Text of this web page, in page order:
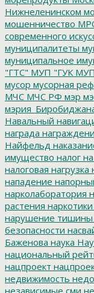
Нижнеленинском
мошенничество
современного
муниципалитеты
муниципальное
"ГТС" МУП "ГУК
мусор мусорная
МЧС МЧС РФ мэр
Навальный
награда
Найфельд
имущество налог
налоговая нагрузка
нападение
нарколаборатория
растения наркотики
нарушение тишины
безопасности
Баженова наука
национальный
нацпроект
недвижимость
независимые сми